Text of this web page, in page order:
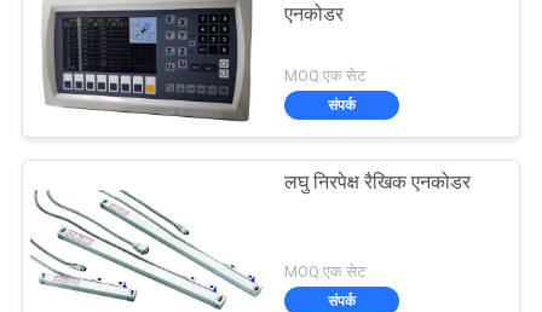
एनकोडर
MOQ:एक सेट
संपर्क
लघु निरपेक्ष रैखिक एनकोडर
MOQ:एक सेट
संपर्क